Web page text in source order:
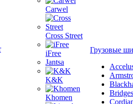
Carwel
Cross Street
iFree
Jantsa
K&K
Khomen
Грузовые